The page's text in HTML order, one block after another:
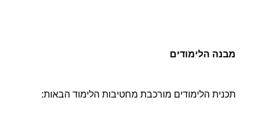
מבנה הלימודים
תכנית הלימודים מורכבת מחטיבות הלימוד הבאות: